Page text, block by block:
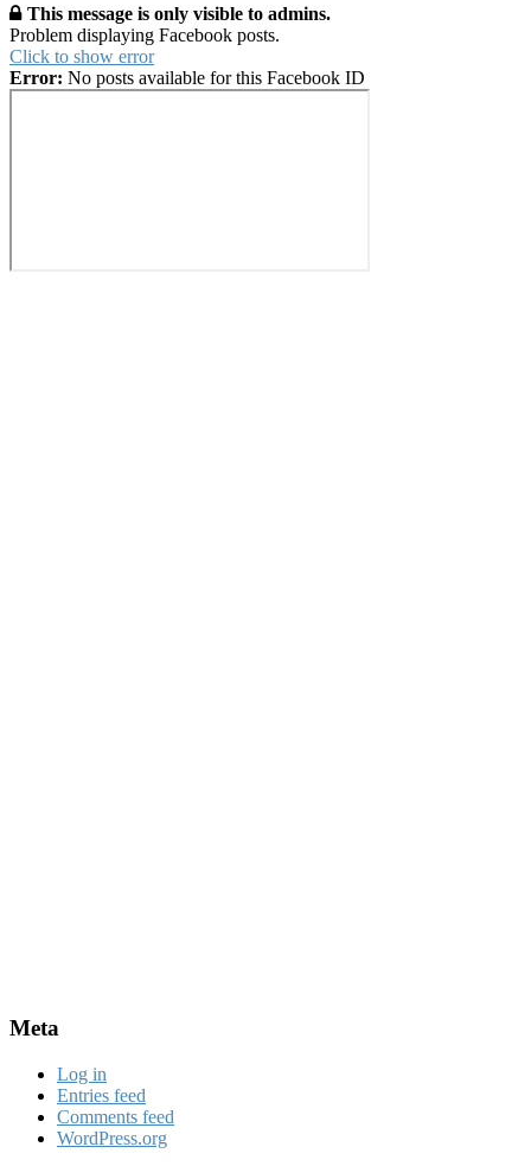
This message is only visible to admins.
Problem displaying Facebook posts.
Click to show error
Error: No posts available for this Facebook ID
Meta
Log in
Entries feed
Comments feed
WordPress.org